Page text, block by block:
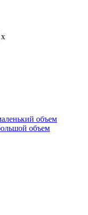
x
объем
объем